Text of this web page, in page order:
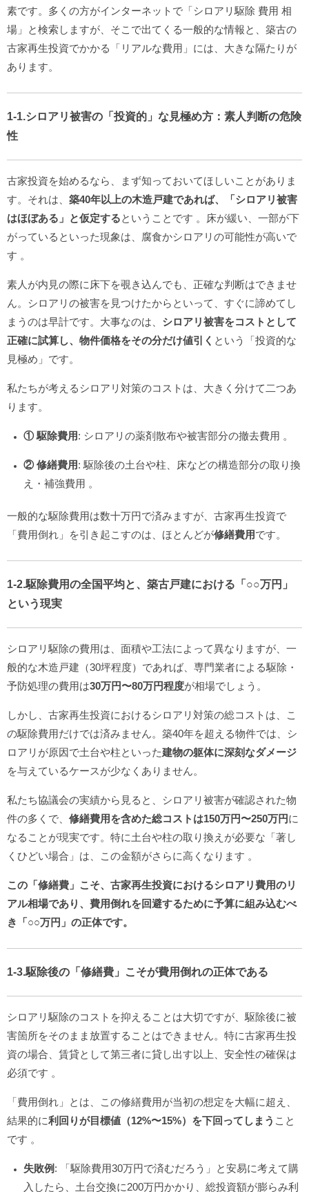
素です。多くの方がインターネットで「シロアリ駆除 費用 相
場」と検索しますが、そこで出てくる一般的な情報と、築古の
古家再生投資でかかる「リアルな費用」には、大きな隔たりが
あります。
1-1.シロアリ被害の「投資的」な見極め方：素人判断の危険
性
古家投資を始めるなら、まず知っておいてほしいことがありま
す。それは、 築40年以上の木造戸建であれば、「シロアリ被害
はほぼある」と仮定するということです 。床が緩い、一部が下
がっているといった現象は、腐食かシロアリの可能性が高いで
す 。
素人が内見の際に床下を覗き込んでも、正確な判断はできませ
ん。シロアリの被害を見つけたからといって、すぐに諦めてし
まうのは早計です。大事なのは、 シロアリ被害をコストとして
正確に試算し、物件価格をその分だけ値引く という「投資的な
見極め」です。
私たちが考えるシロアリ対策のコストは、大きく分けて二つあ
ります。
① 駆除費用: シロアリの薬剤散布や被害部分の撤去費用 。
② 修繕費用: 駆除後の土台や柱、床などの構造部分の取り換
え・補強費用 。
一般的な駆除費用は数十万円で済みますが、古家再生投資で
「費用倒れ」を引き起こすのは、ほとんどが修繕費用です。
1-2.駆除費用の全国平均と、築古戸建における「○○万円」
という現実
シロアリ駆除の費用は、面積や工法によって異なりますが、一
般的な木造戸建（30坪程度）であれば、専門業者による駆除・
予防処理の費用は30万円〜80万円程度が相場でしょう。
しかし、古家再生投資におけるシロアリ対策の総コストは、こ
の駆除費用だけでは済みません。築40年を超える物件では、シ
ロアリが原因で土台や柱といった建物の躯体に深刻なダメージ
を与えているケースが少なくありません。
私たち協議会の実績から見ると、シロアリ被害が確認された物
件の多くで、 修繕費用を含めた総コストは150万円〜250万円に
なることが現実です。特に土台や柱の取り換えが必要な「著し
くひどい場合」は、この金額がさらに高くなります 。
この「修繕費」こそ、古家再生投資におけるシロアリ費用のリ
アル相場であり、費用倒れを回避するために予算に組み込むべ
き「○○万円」の正体です。
1-3.駆除後の「修繕費」こそが費用倒れの正体である
シロアリ駆除のコストを抑えることは大切ですが、駆除後に被
害箇所をそのまま放置することはできません。特に古家再生投
資の場合、賃貸として第三者に貸し出す以上、安全性の確保は
必須です 。
「費用倒れ」とは、この修繕費用が当初の想定を大幅に超え、
結果的に利回りが目標値（12%〜15%）を下回ってしまう こと
です 。
失敗例 : 「駆除費用30万円で済むだろう」と安易に考えて購
入したら、土台交換に200万円かかり、総投資額が膨らみ利